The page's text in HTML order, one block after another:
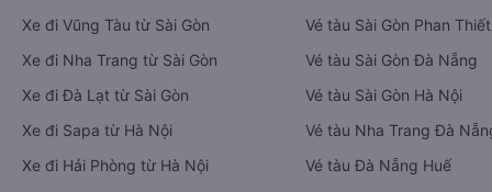
Xe đi Vũng Tàu từ Sài Gòn
Xe đi Nha Trang từ Sài Gòn
Xe đi Đà Lạt từ Sài Gòn
Xe đi Sapa từ Hà Nội
Xe đi Hải Phòng từ Hà Nội
Vé tàu Sài Gòn Phan Thiết
Vé tàu Sài Gòn Đà Nẵng
Vé tàu Sài Gòn Hà Nội
Vé tàu Nha Trang Đà
Vé tàu Đà Nẵng Huế